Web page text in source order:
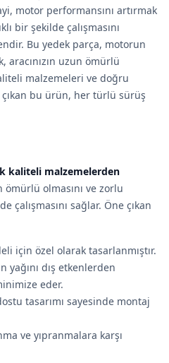
motor performansını artırmak
bir şekilde çalışmasını
Bu yedek parça, motorun
aracınızın uzun ömürlü
malzemeleri ve doğru
bu ürün, her türlü sürüş
kaliteli malzemelerden
olmasını ve zorlu
sağlar. Öne çıkan
için özel olarak tasarlanmıştır.
yağını dış etkenlerden
eder.
tasarımı sayesinde montaj
ve yıpranmalara karşı